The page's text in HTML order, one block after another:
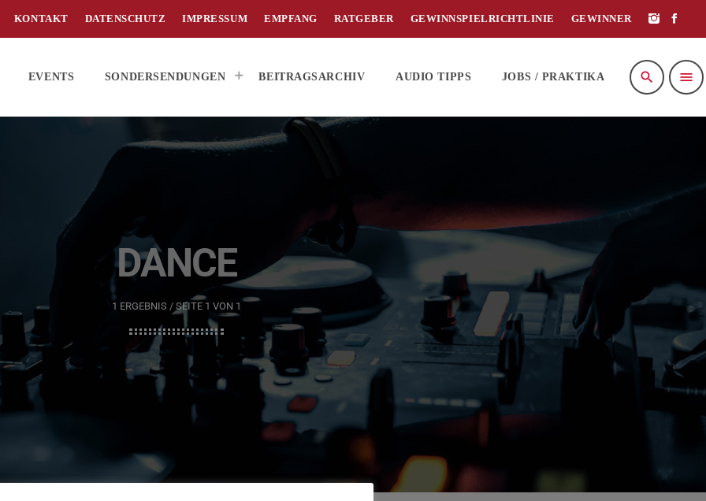
KONTAKT DATENSCHUTZ IMPRESSUM EMPFANG RATGEBER GEWINNSPIELRICHTLINIE GEWINNER
EVENTS SONDERSENDUNGEN BEITRAGSARCHIV AUDIO TIPPS JOBS / PRAKTIKA search menu
DANCE
1 ERGEBNIS / SEITE 1 VON 1